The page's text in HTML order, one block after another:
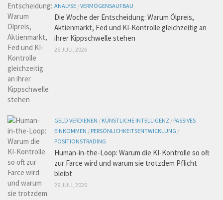
ANALYSE /VERMÖGENSAUFBAU
Die Woche der Entscheidung: Warum Ölpreis,
Aktienmarkt, Fed und KI-Kontrolle gleichzeitig an
ihrer Kippschwelle stehen
25 JULI, 2026
GELD VERDIENEN / KÜNSTLICHE INTELLIGENZ / PASSIVES
EINKOMMEN / PERSÖNLICHKEITSENTWICKLUNG /
POSITIONSTRADING
Human-in-the-Loop: Warum die KI-Kontrolle so oft
zur Farce wird und warum sie trotzdem Pflicht
bleibt
29 JULI, 2026